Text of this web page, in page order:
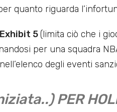
quanto riguarda
Exhibit 5(limita ciò che i
per una squadra
degli eventi
PER